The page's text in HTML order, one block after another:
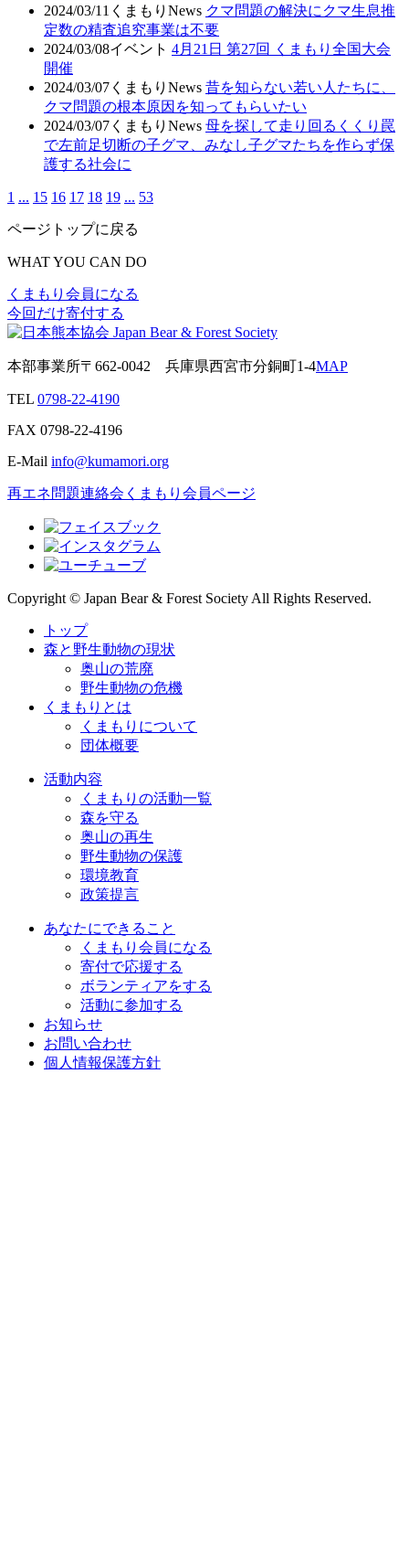
2024/03/11 くまもりNews クマ問題の解決にクマ生息推
定数の精査追究事業は不要
2024/03/08イベント 4月21日 第27回 くまもり全国大会
開催
2024/03/07 くまもりNews 昔を知らない若い人たちに、
クマ問題の根本原因を知ってもらいたい
2024/03/07 くまもりNews 母を探して走り回るくくり罠
で左前足切断の子グマ、みなし子グマたちを作らず保
護する社会に
1 ... 15 16 17 18 19 ... 53
ページトップに戻る
WHAT YOU CAN DO
くまもり会員になる
今回だけ寄付する
本部事業所〒662-0042 兵庫県西宮市分銅町1-4MAP
TEL 0798-22-4190
FAX 0798-22-4196
E-Mail info@kumamori.org
再エネ問題連絡会 くまもり会員ページ
Copyright © Japan Bear & Forest Society All Rights Reserved.
トップ
森と野生動物の現状
奥山の荒廃
野生動物の危機
くまもりとは
くまもりについて
団体概要
活動内容
くまもりの活動一覧
森を守る
奥山の再生
野生動物の保護
環境教育
政策提言
あなたにできること
くまもり会員になる
寄付で応援する
ボランティアをする
活動に参加する
お知らせ
お問い合わせ
個人情報保護方針